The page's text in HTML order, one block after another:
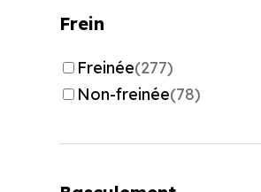
Frein
Freinée(277)
Non-freinée(78)